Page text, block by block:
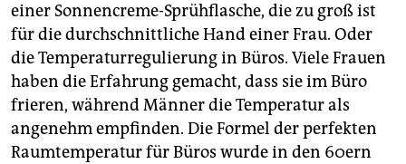
einer Sonnencreme-Sprühflasche, die zu groß ist
für die durchschnittliche Hand einer Frau. Oder
die Temperaturregulierung in Büros. Viele Frauen
haben die Erfahrung gemacht, dass sie im Büro
frieren, während Männer die Temperatur als
angenehm empfinden. Die Formel der perfekten
Raumtemperatur für Büros wurde in den 60ern